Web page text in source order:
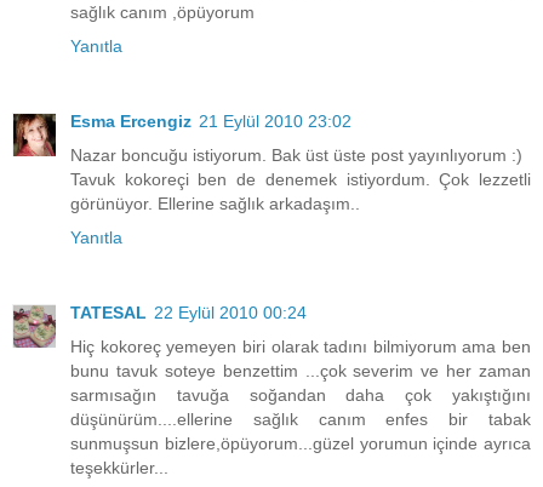
sağlık canım ,öpüyorum
Yanıtla
Esma Ercengiz 21 Eylül 2010 23:02
Nazar boncuğu istiyorum. Bak üst üste post yayınlıyorum :)
Tavuk kokoreçi ben de denemek istiyordum. Çok lezzetli
görünüyor. Ellerine sağlık arkadaşım..
Yanıtla
TATESAL 22 Eylül 2010 00:24
Hiç kokoreç yemeyen biri olarak tadını bilmiyorum ama ben
bunu tavuk soteye benzettim ...çok severim ve her zaman
sarmısağın tavuğa soğandan daha çok yakıştığını
düşünürüm....ellerine sağlık canım enfes bir tabak
sunmuşsun bizlere,öpüyorum...güzel yorumun içinde ayrıca
teşekkürler...